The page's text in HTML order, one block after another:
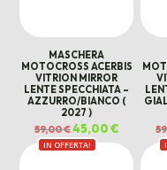
MASCHERA
MOTOCROSS ACERBIS
VITRION MIRROR
LENTE SPECCHIATA –
AZZURRO/BIANCO (
2027 )
59,00€Il
prezzo
originale
era:
45,00€Il
prezzo
attuale
45,00 €.
IN OFFERTA!